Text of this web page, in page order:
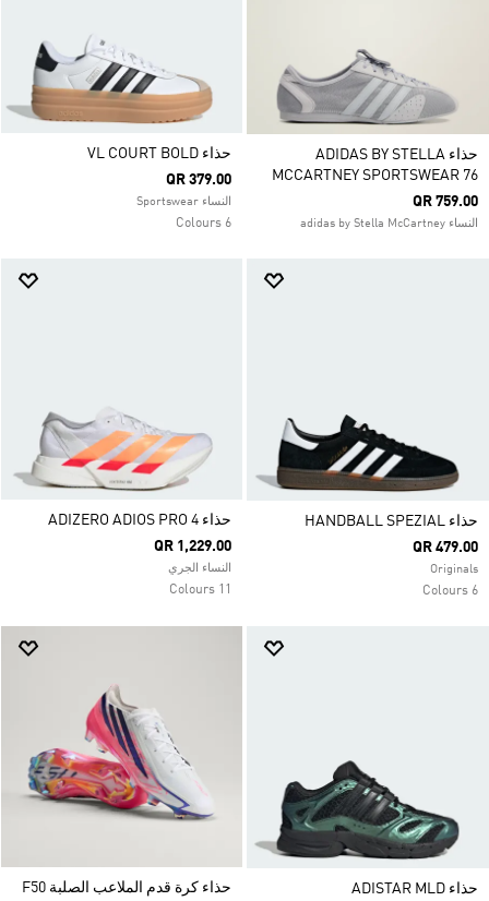
حذاء ADIDAS BY STELLA
MCCARTNEY SPORTSWEAR 76
QR 759.00
النساء adidas by Stella McCartney
حذاء VL COURT BOLD
QR 379.00
النساء Sportswear
6 Colours
حذاء HANDBALL SPEZIAL
QR 479.00
Originals
6 Colours
حذاء ADIZERO ADIOS PRO 4
QR 1,229.00
النساء الجري
11 Colours
حذاء ADISTAR MLD حذاء كرة قدم الملاعب الصلبة F50